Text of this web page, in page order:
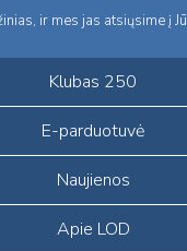
ir mes jas atsiųsime į
Klubas 250
E-parduotuvė
Naujienos
Apie LOD